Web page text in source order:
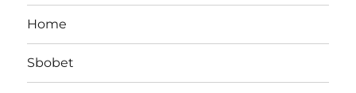
Home
Sbobet